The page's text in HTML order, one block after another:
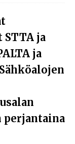
ja
ja
perjantaina